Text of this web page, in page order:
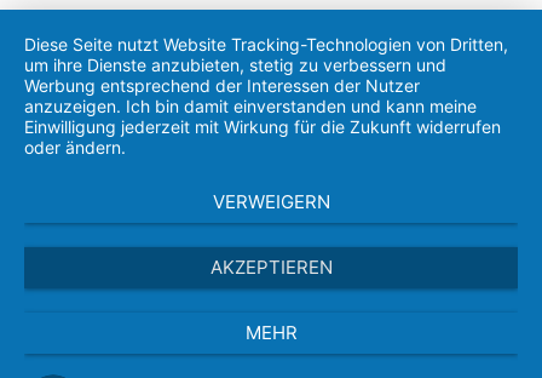
Diese Seite nutzt Website Tracking-Technologien von Dritten,
um ihre Dienste anzubieten, stetig zu verbessern und
Werbung entsprechend der Interessen der Nutzer
anzuzeigen. Ich bin damit einverstanden und kann meine
Einwilligung jederzeit mit Wirkung für die Zukunft widerrufen
oder ändern.
VERWEIGERN
AKZEPTIEREN
MEHR